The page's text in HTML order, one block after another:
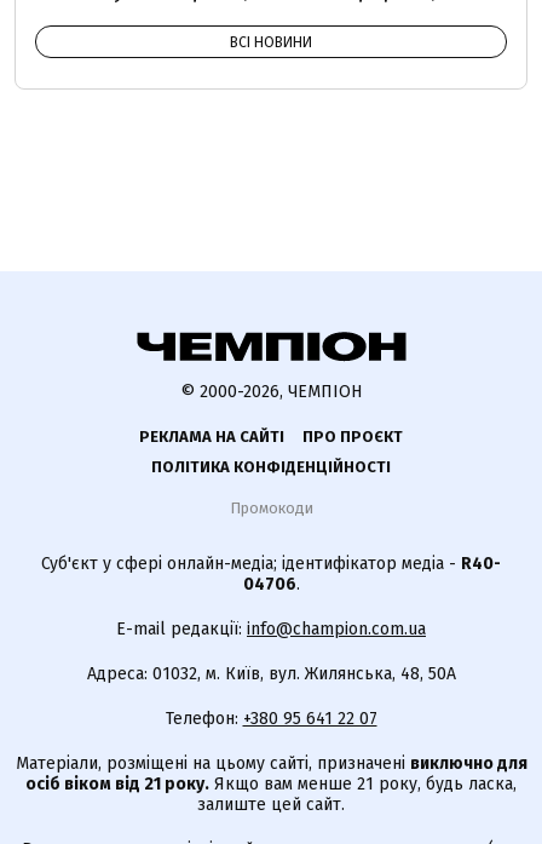
ВСІ НОВИНИ
© 2000-2026, ЧЕМПІОН
РЕКЛАМА НА САЙТІ
ПРО ПРОЄКТ
ПОЛІТИКА КОНФІДЕНЦІЙНОСТІ
Промокоди
Суб'єкт у сфері онлайн-медіа; ідентифікатор медіа - R40-
04706.
E-mail редакції: info@champion.com.ua
Адреса: 01032, м. Київ, вул. Жилянська, 48, 50А
Телефон: +380 95 641 22 07
Матеріали, розміщені на цьому сайті, призначені виключно для
осіб віком від 21 року. Якщо вам менше 21 року, будь ласка,
залиште цей сайт.